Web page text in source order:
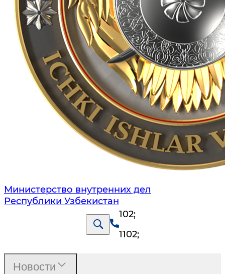
Министерство внутренних дел
Республики Узбекистан
102;
1102;
Новости